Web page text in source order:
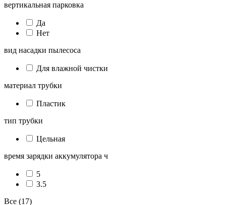
вертикальная парковка
Да
Нет
вид насадки пылесоса
Для влажной чистки
материал трубки
Пластик
тип трубки
Цельная
время зарядки аккумулятора ч
5
3.5
Все (17)